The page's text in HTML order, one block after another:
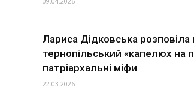
Лариса Дідковська розповіла
тернопільський «капелюх на
патріархальні міфи
22.03.2026